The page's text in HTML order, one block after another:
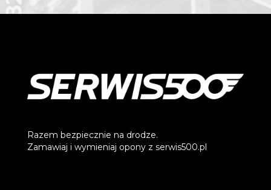
Razem bezpiecznie na drodze.
Zamawiaj i wymieniaj opony z serwis500.pl